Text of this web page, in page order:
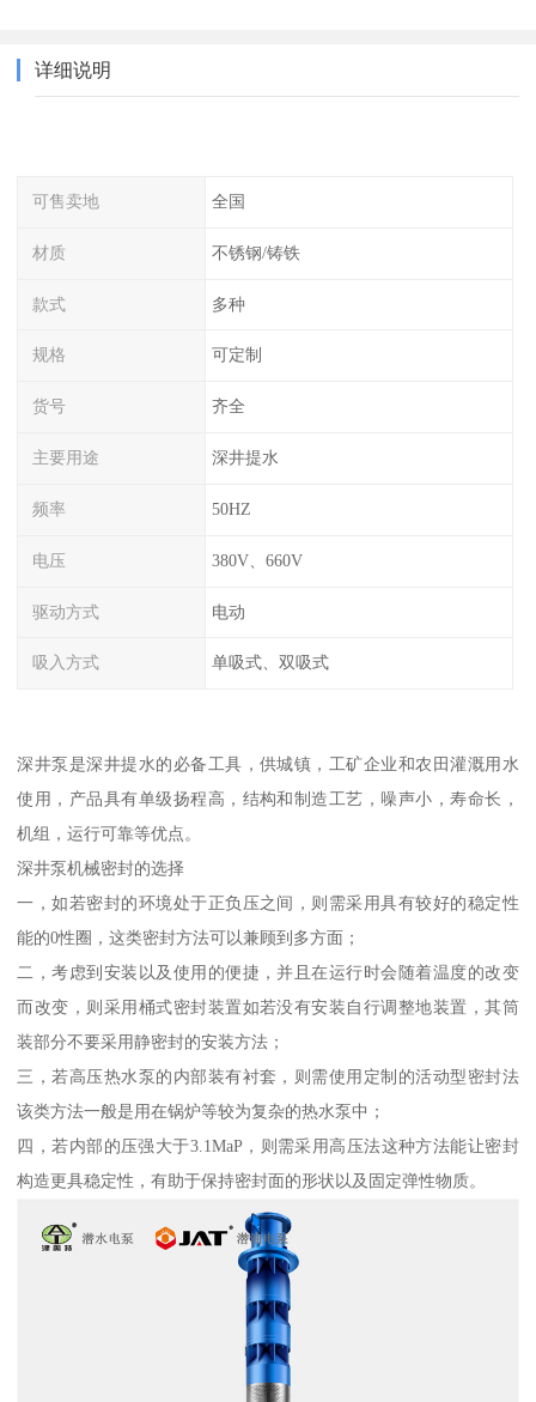
详细说明
可售卖地 全国
材质 不锈钢/铸铁
款式 多种
规格 可定制
货号 齐全
主要用途 深井提水
频率 50HZ
电压 380V、660V
驱动方式 电动
吸入方式 单吸式、双吸式
深井泵是深井提水的必备工具，供城镇，工矿企业和农田灌溉用水
使用，产品具有单级扬程高，结构和制造工艺，噪声小，寿命长，
机组，运行可靠等优点。
深井泵机械密封的选择
一，如若密封的环境处于正负压之间，则需采用具有较好的稳定性
能的0性圈，这类密封方法可以兼顾到多方面；
二，考虑到安装以及使用的便捷，并且在运行时会随着温度的改变
而改变，则采用桶式密封装置如若没有安装自行调整地装置，其筒
装部分不要采用静密封的安装方法；
三，若高压热水泵的内部装有衬套，则需使用定制的活动型密封法
该类方法一般是用在锅炉等较为复杂的热水泵中；
四，若内部的压强大于3.1MaP，则需采用高压法这种方法能让密封
构造更具稳定性，有助于保持密封面的形状以及固定弹性物质。